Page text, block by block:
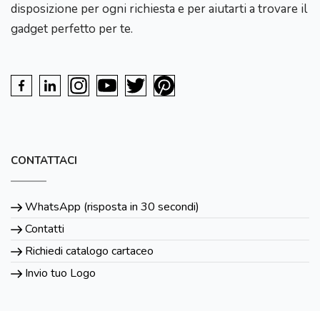
disposizione per ogni richiesta e per aiutarti a trovare il
gadget perfetto per te.
CONTATTACI
WhatsApp (risposta in 30 secondi)
Contatti
Richiedi catalogo cartaceo
Invio tuo Logo